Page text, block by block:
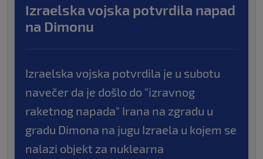
Izraelska vojska potvrdila napad
na Dimonu
Izraelska vojska potvrdila je u subotu
navečer da je došlo do "izravnog
raketnog napada" Irana na zgradu u
gradu Dimona na jugu Izraela u kojem se
nalazi objekt za nuklearna